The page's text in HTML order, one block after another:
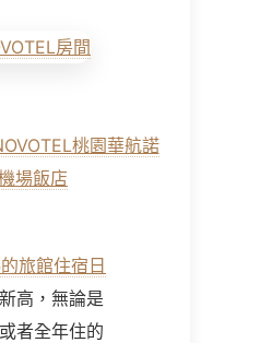
桃園華航諾
場飯店
旅館住宿日
高，無論是
者全年住的